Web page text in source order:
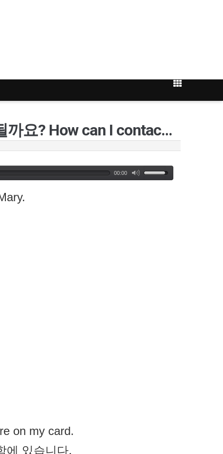
[110강] 연락 드리려면 어떻게 하면 될까요? How can I contact you?
00:00
on my card.
에 있습니다.